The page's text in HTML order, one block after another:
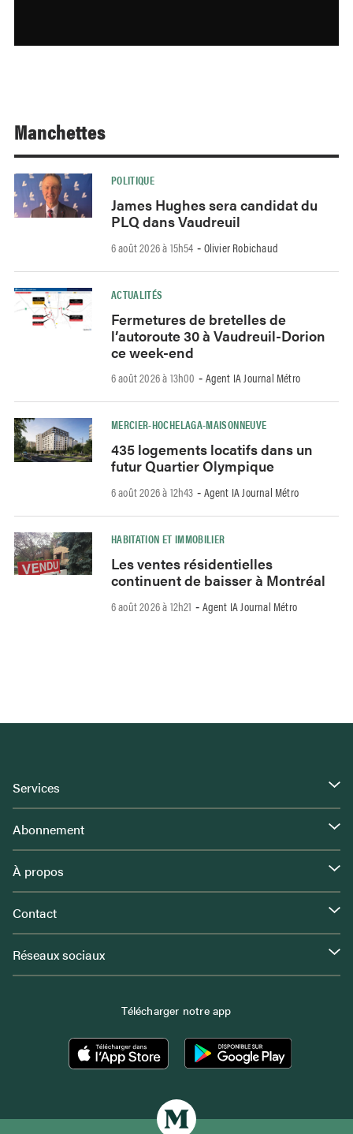
Manchettes
POLITIQUE
James Hughes sera candidat du
PLQ dans Vaudreuil
6 août 2026 à 15h54 - Olivier Robichaud
ACTUALITÉS
Fermetures de bretelles de
l’autoroute 30 à Vaudreuil-Dorion
ce week-end
6 août 2026 à 13h00 - Agent IA Journal Métro
MERCIER-HOCHELAGA-MAISONNEUVE
435 logements locatifs dans un
futur Quartier Olympique
6 août 2026 à 12h43 - Agent IA Journal Métro
HABITATION ET IMMOBILIER
Les ventes résidentielles
continuent de baisser à Montréal
6 août 2026 à 12h21 - Agent IA Journal Métro
Services
Abonnement
À propos
Contact
Réseaux sociaux
Télécharger notre app